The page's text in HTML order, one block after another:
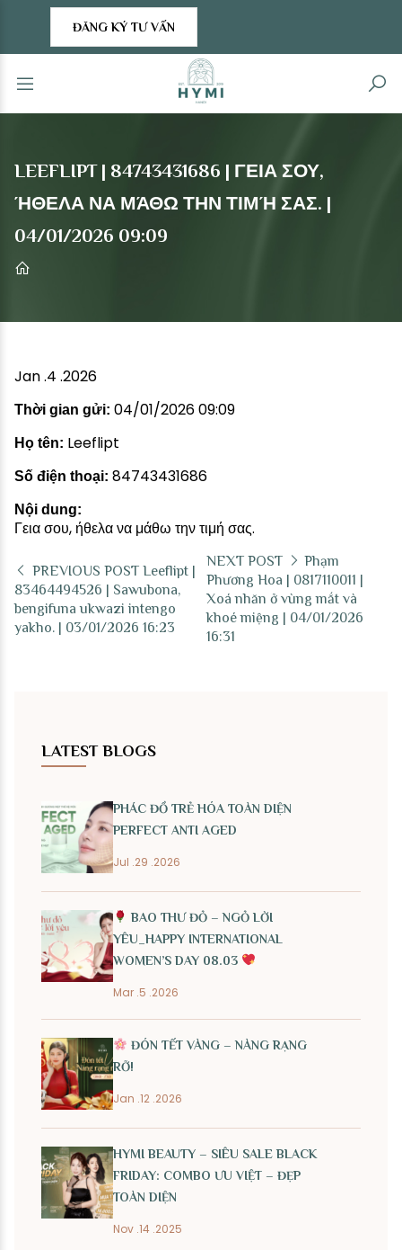
ĐĂNG KÝ TƯ VẤN
LEEFLIPT | 84743431686 | ΓΕΙΑ ΣΟΥ,
ΉΘΕΛΑ ΝΑ ΜΆΘΩ ΤΗΝ ΤΙΜΉ ΣΑΣ. |
04/01/2026 09:09
Jan .4 .2026
Thời gian gửi: 04/01/2026 09:09
Họ tên: Leeflipt
Số điện thoại: 84743431686
Nội dung:
Γεια σου, ήθελα να μάθω την τιμή σας.
PREVIOUS POST Leeflipt |
83464494526 | Sawubona,
bengifuna ukwazi intengo
yakho. | 03/01/2026 16:23
NEXT POST
Phạm
Phương Hoa | 0817110011 |
Xoá nhăn ở vùng mắt và
khoé miệng | 04/01/2026
16:31
LATEST BLOGS
PHÁC ĐỒ TRẺ HÓA TOÀN DIỆN
PERFECT ANTI AGED
Jul .29 .2026
BAO THƯ ĐỎ – NGỎ LỜI
YÊU_HAPPY INTERNATIONAL
WOMEN’S DAY 08.03
Mar .5 .2026
ĐÓN TẾT VÀNG – NÀNG RẠNG
RỠ!
Jan .12 .2026
HYMI BEAUTY – SIÊU SALE BLACK
FRIDAY: COMBO ƯU VIỆT – ĐẸP
TOÀN DIỆN
Nov .14 .2025